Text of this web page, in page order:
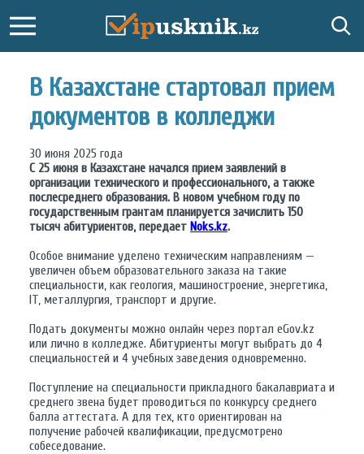
В Казахстане стартовал прием
документов в колледжи
30 июня 2025 года
С 25 июня в Казахстане начался прием заявлений в
организации технического и профессионального, а также
послесреднего образования. В новом учебном году по
государственным грантам планируется зачислить 150
тысяч абитуриентов, передает Noks.kz.
Особое внимание уделено техническим направлениям —
увеличен объем образовательного заказа на такие
специальности, как геология, машиностроение, энергетика,
IT, металлургия, транспорт и другие.
Подать документы можно онлайн через портал eGov.kz
или лично в колледже. Абитуриенты могут выбрать до 4
специальностей и 4 учебных заведения одновременно.
Поступление на специальности прикладного бакалавриата и
среднего звена будет проводиться по конкурсу среднего
балла аттестата. А для тех, кто ориентирован на
получение рабочей квалификации, предусмотрено
собеседование.